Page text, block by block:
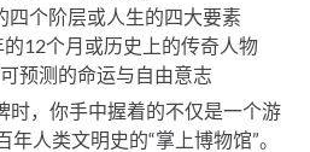
四个阶层或人生的四大要素
12个月或历史上的传奇人物
预测的命运与自由意志
时，你手中握着的不仅是一个游
人类文明史的“掌上博物馆”。